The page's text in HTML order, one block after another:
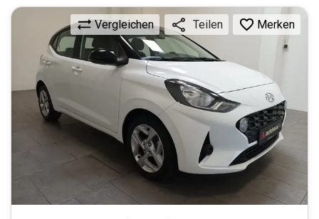
Vergleichen Teilen Merken